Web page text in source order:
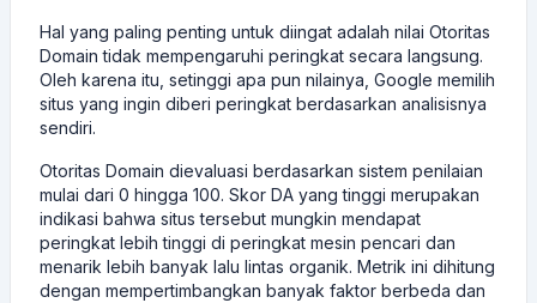
Hal yang paling penting untuk diingat adalah nilai Otoritas
Domain tidak mempengaruhi peringkat secara langsung.
Oleh karena itu, setinggi apa pun nilainya, Google memilih
situs yang ingin diberi peringkat berdasarkan analisisnya
sendiri.
Otoritas Domain dievaluasi berdasarkan sistem penilaian
mulai dari 0 hingga 100. Skor DA yang tinggi merupakan
indikasi bahwa situs tersebut mungkin mendapat
peringkat lebih tinggi di peringkat mesin pencari dan
menarik lebih banyak lalu lintas organik. Metrik ini dihitung
dengan mempertimbangkan banyak faktor berbeda dan